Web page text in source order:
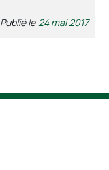
Publié le 24 mai 2017